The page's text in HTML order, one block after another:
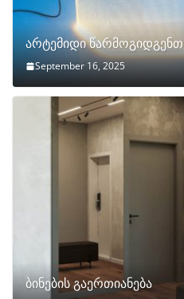
არტემიდი წარმოგიდგენთ
September 16, 2025
ბინების გაერთიანება